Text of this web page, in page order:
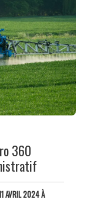
360
AVRIL 2024 À